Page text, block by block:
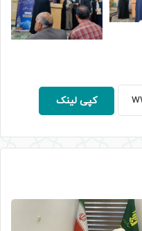
کپی لینک